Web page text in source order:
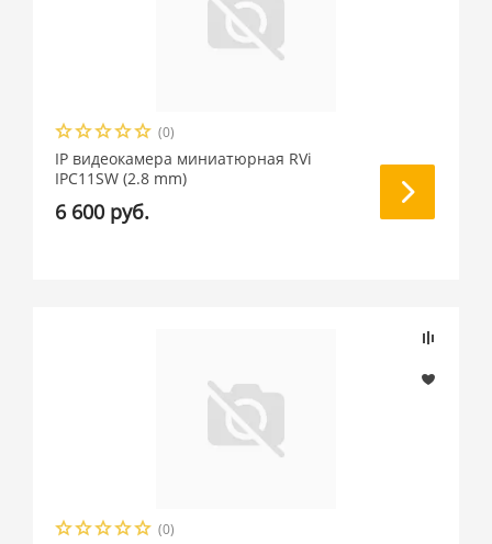
(0)
IP видеокамера миниатюрная RVi
IPC11SW (2.8 mm)
6 600 руб.
(0)